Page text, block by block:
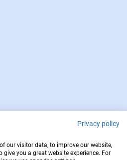
Privacy policy
our visitor data, to improve our website,
you a great website experience. For